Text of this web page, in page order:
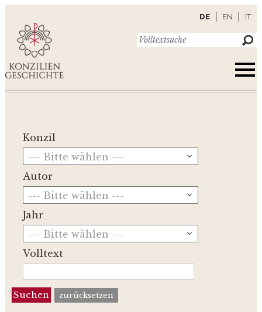
DE EN IT
Konzil
--- Bitte wählen ---
Autor
--- Bitte wählen ---
Jahr
--- Bitte wählen ---
Volltext
zurücksetzen